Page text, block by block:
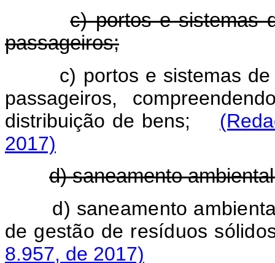
c) portos e sistemas
passageiros;
c) portos e sistemas
passageiros,
distribuição de bens;
2017)
d) saneamento
d) saneamento
de gestão de resíduos
8.957, de 2017)